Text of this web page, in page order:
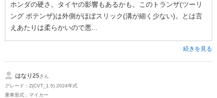
ホンダの硬さ。タイヤの影響もあるかも。このトランザ(ツーリ
ング ポテンザ)は外側がほぼスリック(溝が細く少ない)。とは言
えあたりは柔らかいので悪...
続きを見る
はなり25さん
グレード：Z(CVT_1.5) 2024年式
乗車形式：マイカー